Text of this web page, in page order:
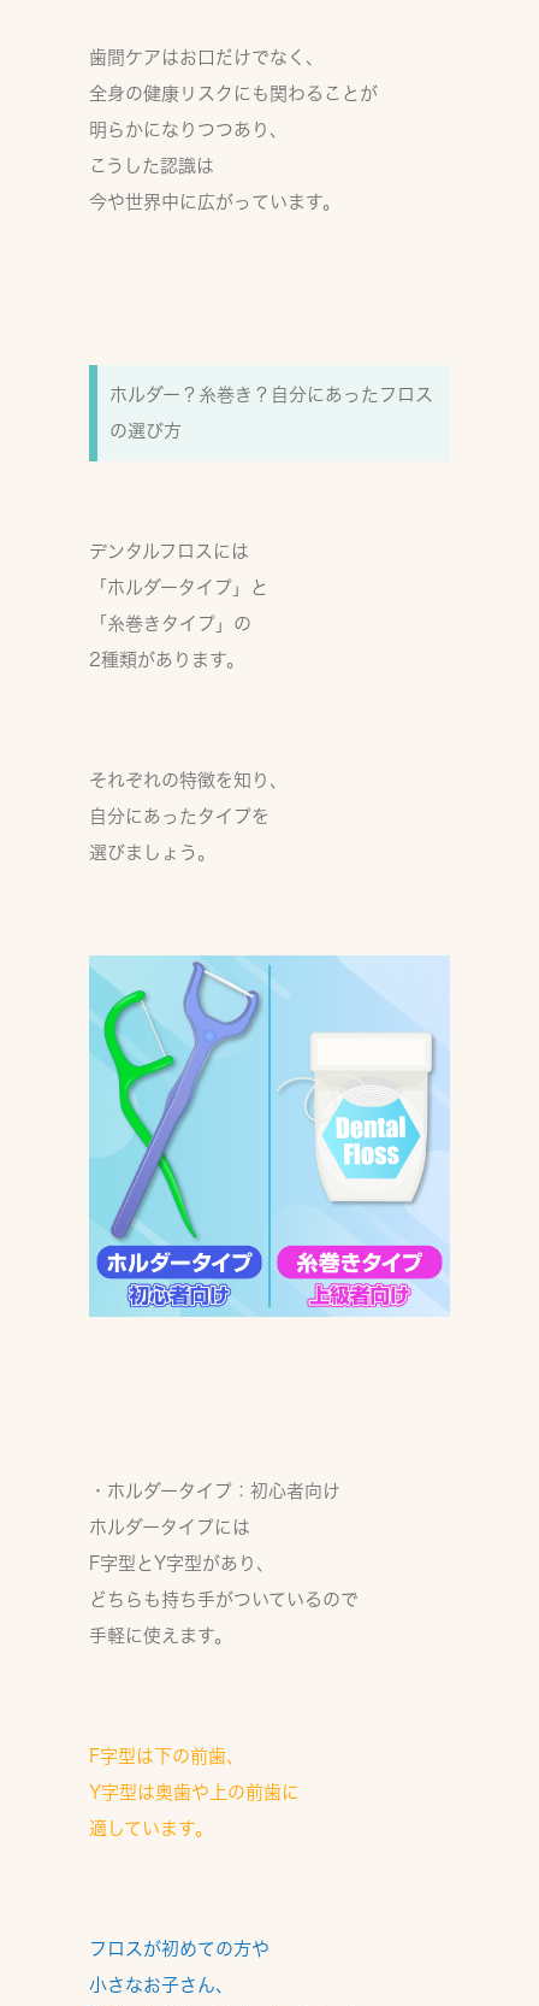
歯間ケアはお口だけでなく、
全身の健康リスクにも関わる ことが
明らかになりつつあり、
こうした認識は
今や世界中に広がっています。
ホルダー？糸巻き？自分にあったフロス
の選び方
デンタルフロスには
「ホルダータイプ」
と
「糸巻きタイプ」 の
2種類があります。
それぞれの特徴を知り、
自分にあったタイプを
選びましょう。
・ホルダータイプ：初心者向け
ホルダータイプには
F字型 と Y字型があり、
どちらも 持ち手がついている ので
手軽に使えます。
F字型は下の前歯、
Y字型は奥歯や上の前歯に
適しています。
フロスが初めての方や
小さなお子さん、